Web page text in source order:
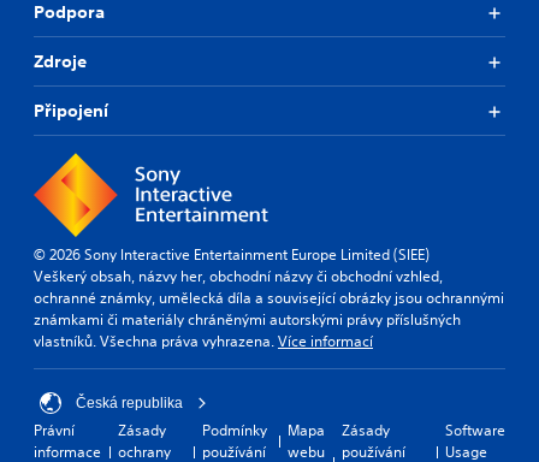
Podpora
Zdroje
Připojení
© 2026 Sony Interactive Entertainment Europe Limited (SIEE)
Veškerý obsah, názvy her, obchodní názvy či obchodní vzhled,
ochranné známky, umělecká díla a související obrázky jsou ochrannými
známkami či materiály chráněnými autorskými právy příslušných
vlastníků. Všechna práva vyhrazena.Více informací
Česká republika
Právní
informace
Zásady
ochrany
Podmínky
používání
Mapa
webu
Zásady
používání
Software
Usage